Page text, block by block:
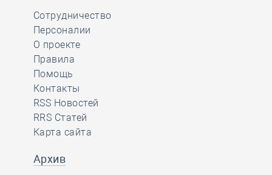
Сотрудничество
Персоналии
О проекте
Правила
Помощь
Контакты
RSS Новостей
RRS Статей
Карта сайта
Архив